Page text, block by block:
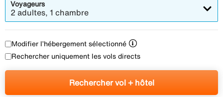
Voyageurs
2 adultes, 1 chambre
Modifier l’hébergement sélectionné
Rechercher uniquement les vols directs
Rechercher vol + hôtel